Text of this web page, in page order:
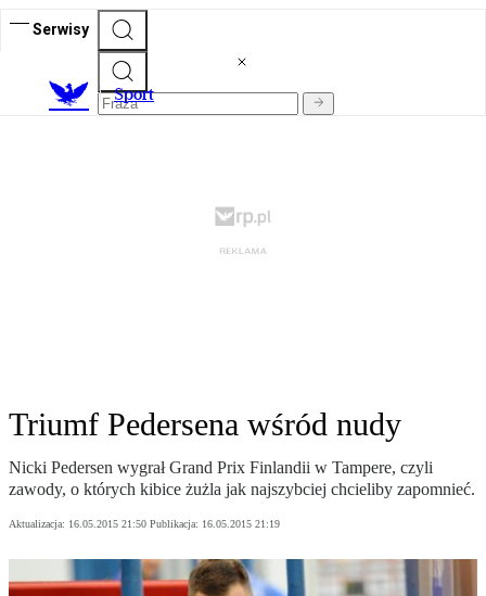
Serwisy
Sport
Triumf Pedersena wśród nudy
Nicki Pedersen wygrał Grand Prix Finlandii w Tampere, czyli
zawody, o których kibice żużla jak najszybciej chcieliby zapomnieć.
Aktualizacja: 16.05.2015 21:50 Publikacja: 16.05.2015 21:19